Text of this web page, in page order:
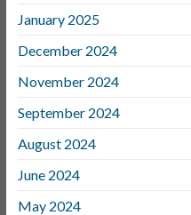
January 2025
December 2024
November 2024
September 2024
August 2024
June 2024
May 2024